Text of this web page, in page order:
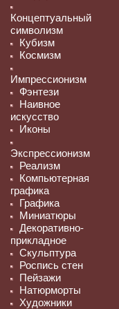
Концептуальный
символизм
Кубизм
Космизм
Импрессионизм
Фэнтези
Наивное
искусство
Иконы
Экспрессионизм
Реализм
Компьютерная
графика
Графика
Миниатюры
Декоративно-
прикладное
Скульптура
Роспись стен
Пейзажи
Натюрморты
Художники